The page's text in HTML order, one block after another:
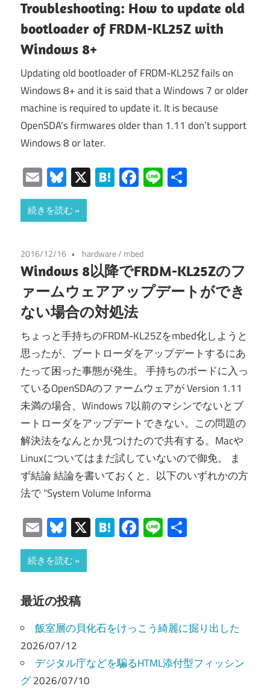
Troubleshooting: How to update old
bootloader of FRDM-KL25Z with
Windows 8+
Updating old bootloader of FRDM-KL25Z fails on
Windows 8+ and it is said that a Windows 7 or older
machine is required to update it. It is because
OpenSDA’s firmwares older than 1.11 don’t support
Windows 8 or later.
EmailBluesky
X Hatena
Facebook
Line
続きを読む
2016/12/16 hardware/ mbed
Windows 8以降でFRDM-KL25Zのフ
ァームウェアアップデートができ
ない場合の対処法
ちょっと手持ちのFRDM-KL25Zをmbed化しようと
思ったが、ブートローダをアップデートするにあ
たって困った事態が発生。 手持ちのボードに入っ
ているOpenSDAのファームウェアが Version 1.11
未満の場合、Windows 7以前のマシンでないとブ
ートローダをアップデートできない。この問題の
解決法をなんとか見つけたので共有する。Macや
Linuxについてはまだ試していないので御免。 ま
ず結論 結論を書いておくと、以下のいずれかの方
法で “System Volume Informa
EmailBluesky
X Hatena
Facebook
Line
続きを読む
最近の投稿
飯室層の貝化石をけっこう綺麗に掘り出した
2026/07/12
デジタル庁などを騙るHTML添付型フィッシン
グ2026/07/10